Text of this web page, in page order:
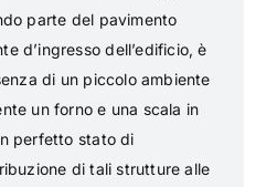
parte del pavimento
d’ingresso dell’edificio, è
di un piccolo ambiente
un forno e una scala in
perfetto stato di
di tali strutture alle